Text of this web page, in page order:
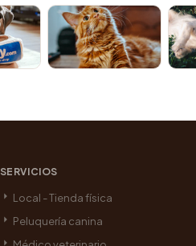
SERVICIOS
Local - Tienda física
Peluquería canina